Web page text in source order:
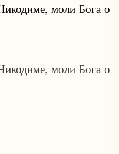
моли Бога о
моли Бога о